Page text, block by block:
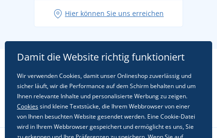
Hier können Sie uns erreichen
Damit die Website richtig funktioniert
Wir verwenden Cookies, damit unser Onlineshop zuverlässig und
sicher läuft, wir die Performance auf dem Schirm behalten und um
Ihnen relevante Inhalte und personalisierte Werbung zu zeigen.
Cookiessind kleine Textstücke, die Ihrem Webbrowser von einer
von Ihnen besuchten Website gesendet werden. Eine Cookie-Datei
wird in Ihrem Webbrowser gespeichert und ermöglicht es uns, Sie